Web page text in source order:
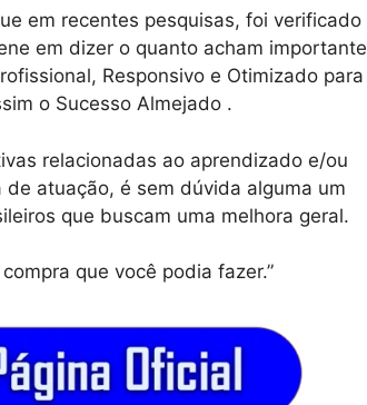
em recentes pesquisas, foi verificado
em dizer o quanto acham importante
Responsivo e Otimizado para
o Sucesso Almejado .
relacionadas ao aprendizado e/ou
atuação, é sem dúvida alguma um
que buscam uma melhora geral.
que você podia fazer.”